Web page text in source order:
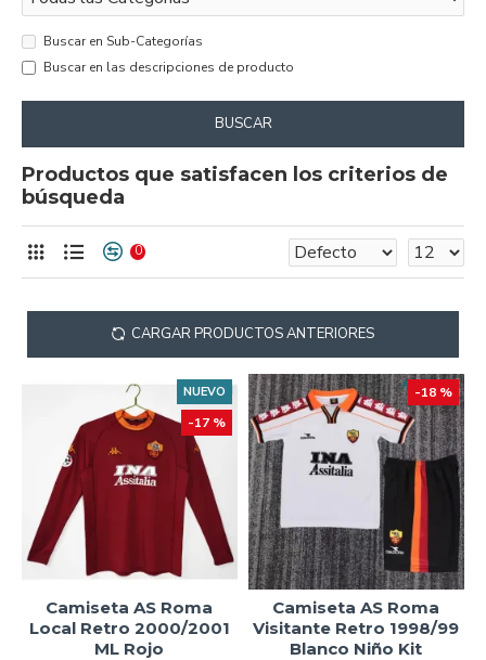
Buscar en Sub-Categorías
Buscar en las descripciones de producto
BUSCAR
Productos que satisfacen los criterios de
búsqueda
0
CARGAR PRODUCTOS ANTERIORES
NUEVO
-17 %
Camiseta AS Roma
Local Retro 2000/2001
ML Rojo
-18 %
Camiseta AS Roma
Visitante Retro 1998/99
Blanco Niño Kit